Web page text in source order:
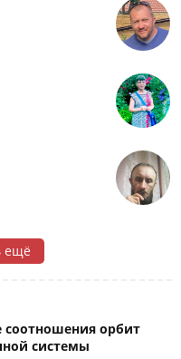
ещё
орбит
системы